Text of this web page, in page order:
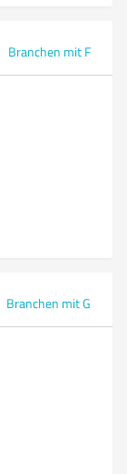
Branchen mit F
Branchen mit G